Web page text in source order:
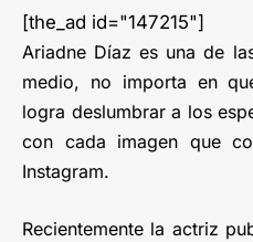
[the_ad id="147215"]
Ariadne Díaz es una de
medio, no importa en
logra deslumbrar a los
con cada imagen que
Instagram.
Recientemente la actriz